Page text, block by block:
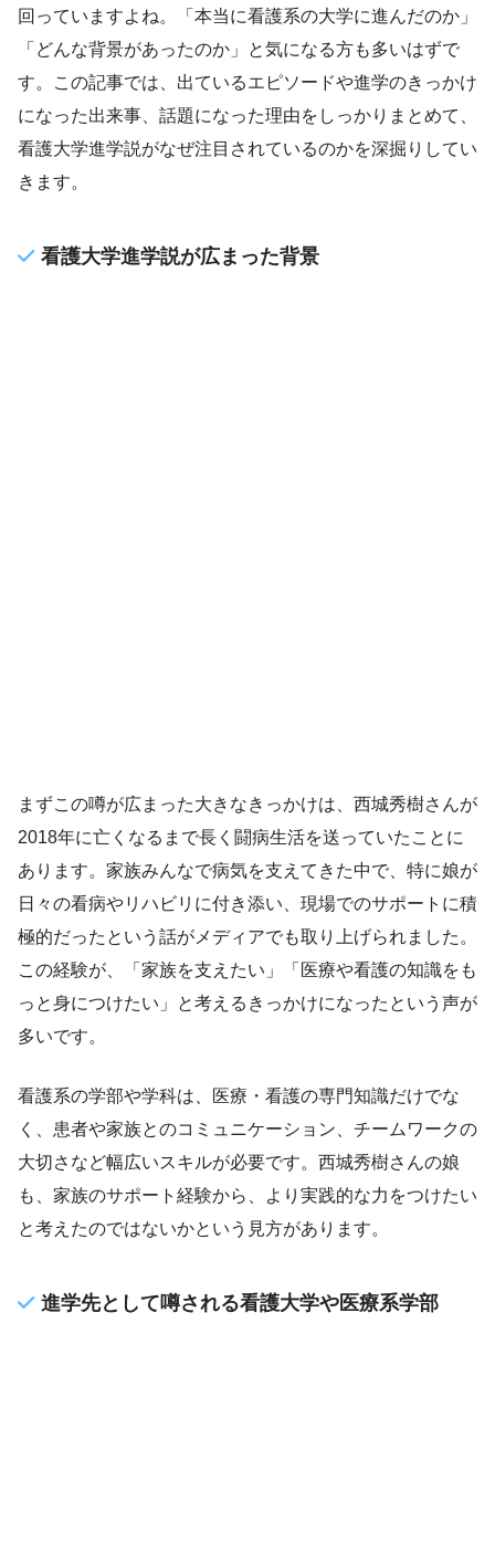
回っていますよね。「本当に看護系の大学に進んだのか」
「どんな背景があったのか」と気になる方も多いはずで
す。この記事では、出ているエピソードや進学のきっかけ
になった出来事、話題になった理由をしっかりまとめて、
看護大学進学説がなぜ注目されているのかを深掘りしてい
きます。
看護大学進学説が広まった背景
まずこの噂が広まった大きなきっかけは、西城秀樹さんが
2018年に亡くなるまで長く闘病生活を送っていたことに
あります。家族みんなで病気を支えてきた中で、特に娘が
日々の看病やリハビリに付き添い、現場でのサポートに積
極的だったという話がメディアでも取り上げられました。
この経験が、「家族を支えたい」「医療や看護の知識をも
っと身につけたい」と考えるきっかけになったという声が
多いです。
看護系の学部や学科は、医療・看護の専門知識だけでな
く、患者や家族とのコミュニケーション、チームワークの
大切さなど幅広いスキルが必要です。西城秀樹さんの娘
も、家族のサポート経験から、より実践的な力をつけたい
と考えたのではないかという見方があります。
進学先として噂される看護大学や医療系学部